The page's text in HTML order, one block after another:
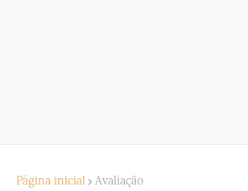
Página inicial Avaliação